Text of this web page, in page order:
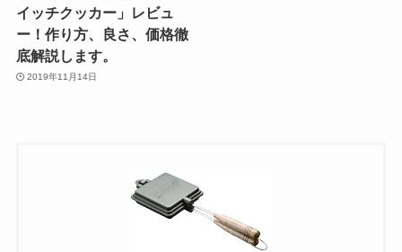
イッチクッカー」レビュ
ー！作り方、良さ、価格徹
底解説します。
2019年11月14日